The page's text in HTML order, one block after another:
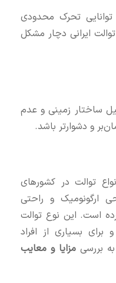
توانایی تحرک محدودی
ایرانی دچار مشکل
ساختار زمینی و عدم
و دشوارتر باشد.
توالت در کشورهای
ارگونومیک و راحتی
است. این نوع توالت
بسیاری از افراد
بررسیمزایا و معایب